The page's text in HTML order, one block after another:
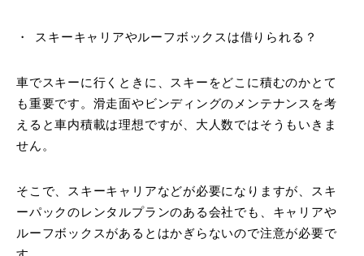
スキーキャリアやルーフボックスは借りられる？
車でスキーに行くときに、スキーをどこに積むのかとて
も重要です。滑走面やビンディングのメンテナンスを考
えると車内積載は理想ですが、大人数ではそうもいきま
せん。
そこで、スキーキャリアなどが必要になりますが、スキ
ーパックのレンタルプランのある会社でも、キャリアや
ルーフボックスがあるとはかぎらないので注意が必要で